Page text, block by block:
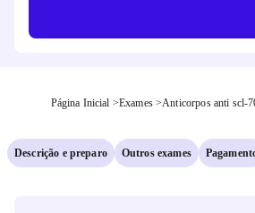
Página Inicial >Exames >Anticorpos anti scl-
Descrição e preparo Outros exames